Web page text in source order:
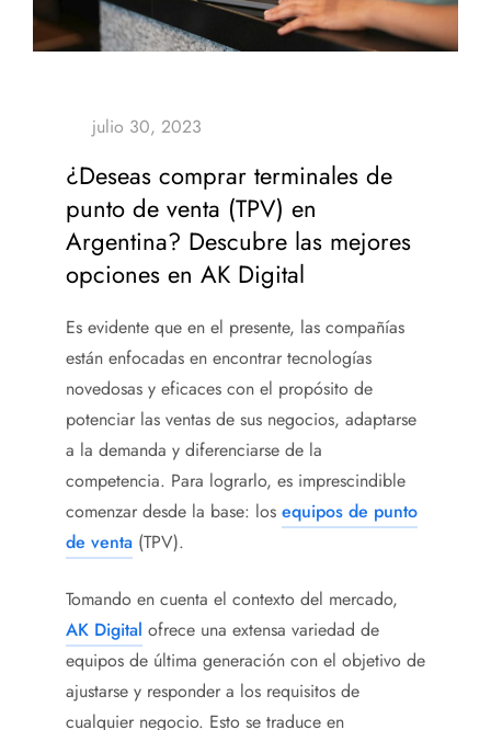
¿Deseas comprar terminales de
punto de venta (TPV) en
Argentina? Descubre las mejores
opciones en AK Digital
Es evidente que en el presente, las compañías
están enfocadas en encontrar tecnologías
novedosas y eficaces con el propósito de
potenciar las ventas de sus negocios, adaptarse
a la demanda y diferenciarse de la
competencia. Para lograrlo, es imprescindible
comenzar desde la base: los equipos de punto
de venta (TPV).
Tomando en cuenta el contexto del mercado,
AK Digital ofrece una extensa variedad de
equipos de última generación con el objetivo de
ajustarse y responder a los requisitos de
cualquier negocio. Esto se traduce en